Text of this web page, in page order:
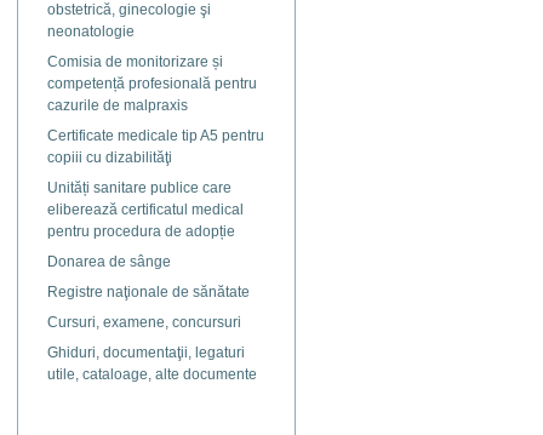
obstetrică, ginecologie şi
neonatologie
Comisia de monitorizare și
competență profesională pentru
cazurile de malpraxis
Certificate medicale tip A5 pentru
copiii cu dizabilităţi
Unități sanitare publice care
eliberează certificatul medical
pentru procedura de adopție
Donarea de sânge
Registre naţionale de sănătate
Cursuri, examene, concursuri
Ghiduri, documentaţii, legaturi
utile, cataloage, alte documente